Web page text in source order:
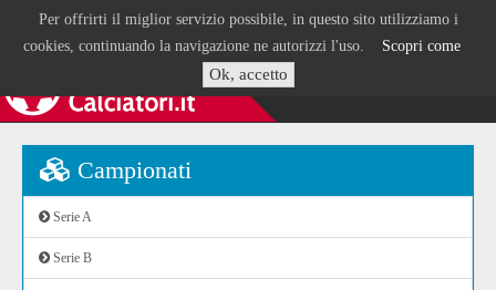
Per offrirti il miglior servizio possibile, in questo sito utilizziamo i
cookies, continuando la navigazione ne autorizzi l'uso. Scopri come
Ok, accetto
Campionati
Serie A
Serie B